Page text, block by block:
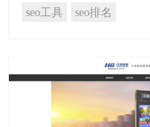
seo工具 seo排名